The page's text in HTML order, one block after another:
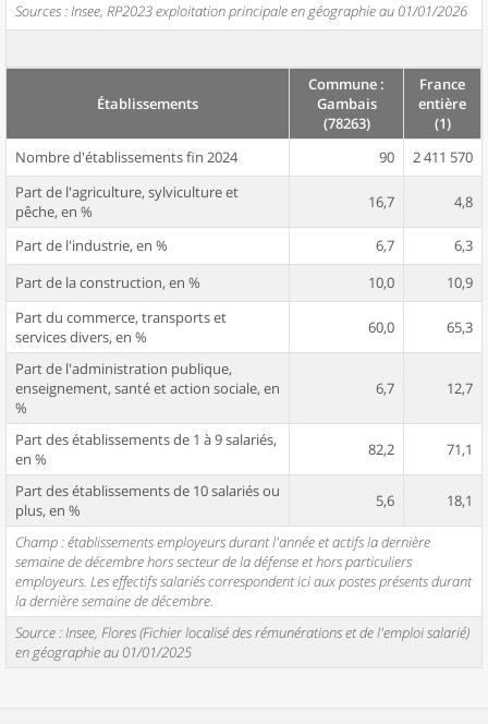
Sources : Insee, RP2023 exploitation principale en géographie au 01/01/2026
Établissements
Commune :
Gambais
(78263)
France
entière
(1)
Nombre d'établissements fin 2024
90
2 411 570
Part de l'agriculture, sylviculture et
pêche, en %
16,7 4,8
Part de l'industrie, en % 6,7
6,3
Part de la construction, en %
10,0
10,9
Part du commerce, transports et
services divers, en %
60,0 65,3
Part de l'administration publique,
enseignement, santé et action sociale, en
%
6,7 12,7
Part des établissements de 1 à 9 salariés,
en %
82,2 71,1
Part des établissements de 10 salariés ou
plus, en %
5,6 18,1
Champ : établissements employeurs durant l'année et actifs la dernière
semaine de décembre hors secteur de la défense et hors particuliers
employeurs. Les effectifs salariés correspondent ici aux postes présents durant
la dernière semaine de décembre.
Source : Insee, Flores (Fichier localisé des rémunérations et de l'emploi salarié)
en géographie au 01/01/2025